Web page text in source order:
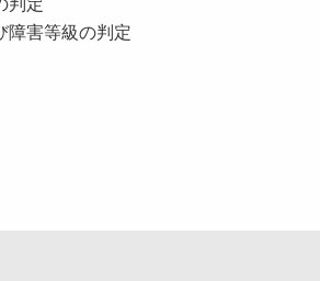
判定
障害等級の判定